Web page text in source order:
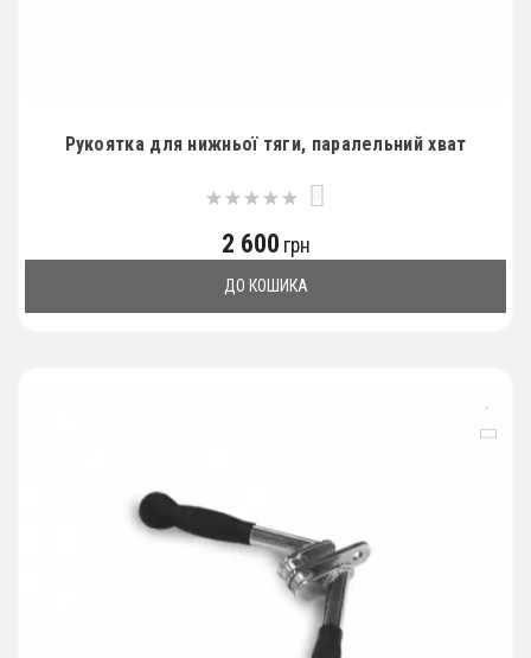
Рукоятка для нижньої тяги, паралельний хват
2 600 грн
ДО КОШИКА